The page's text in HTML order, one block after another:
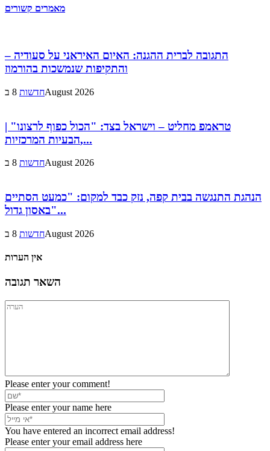
מאמרים קשורים
התגובה לברית ההגנה: האיום האיראני על סעודיה –
והתקיפות שנמשכות בהורמוז
חדשות8 בAugust 2026
טראמפ מחליט – וישראל בצד: "הכול כפוף לרצונו" |
הבעיות המרכזיות,...
חדשות8 בAugust 2026
הנהגת התנגשה בבית קפה, נזק כבד למקום: "כמעט הסתיים
באסון גדול"...
חדשות8 בAugust 2026
אין הערות
השאר תגובה
Please enter your comment!
Please enter your name here
You have entered an incorrect email address!
Please enter your email address here